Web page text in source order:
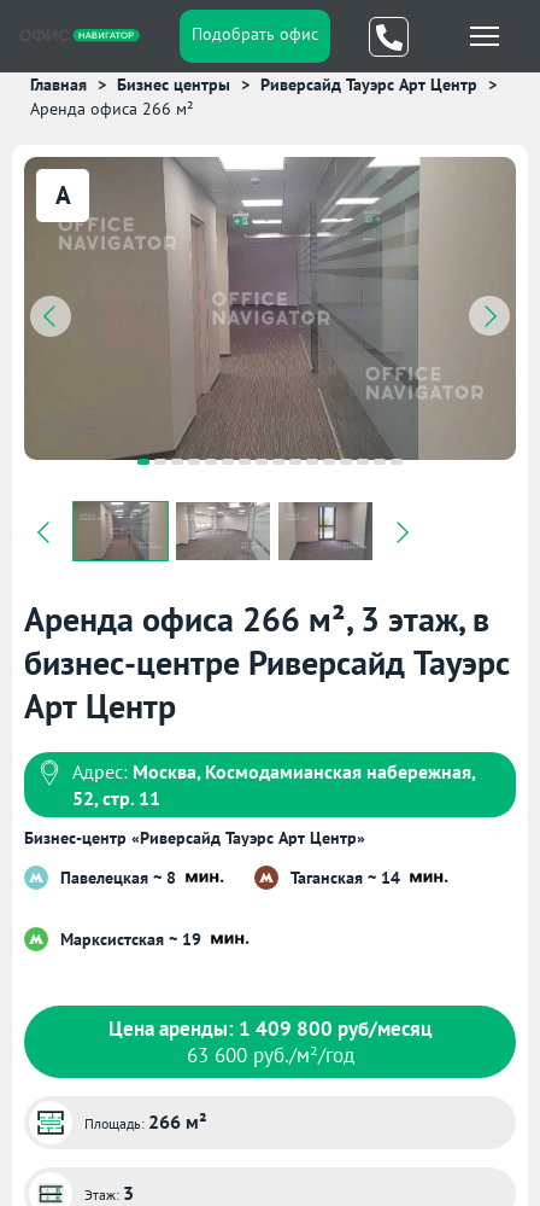
Подобрать офис
Главная Бизнес центры
Риверсайд Тауэрс Арт Центр
Аренда офиса 266 м²
A
Аренда офиса 266 м², 3 этаж, в
бизнес-центре Риверсайд Тауэрс
Арт Центр
Адрес: Москва, Космодамианская набережная,
52, стр. 11
Бизнес-центр «Риверсайд Тауэрс Арт Центр»
Павелецкая ~ 8
Таганская ~ 14
Марксистская ~ 19
Цена аренды: 1 409 800 руб/месяц
63 600 руб./м²/год
Площадь: 266 м²
Этаж: 3